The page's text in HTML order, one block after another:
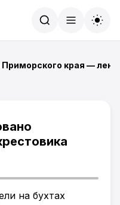
края —
на бухтах